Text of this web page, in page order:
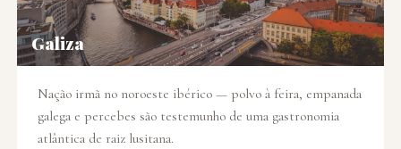
Galiza
Nação irmã no noroeste ibérico — polvo à feira, empanada
galega e percebes são testemunho de uma gastronomia
atlântica de raiz lusitana.